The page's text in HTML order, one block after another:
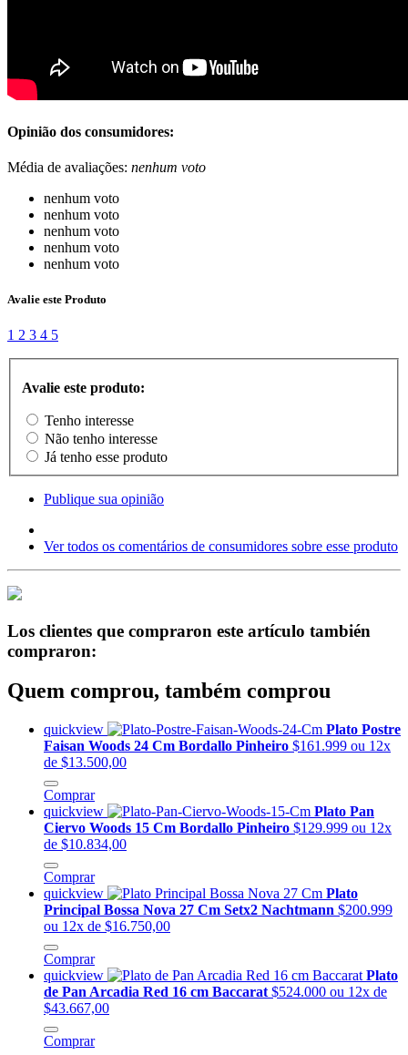
Opinião dos consumidores:
Média de avaliações: nenhum voto
nenhum voto
nenhum voto
nenhum voto
nenhum voto
nenhum voto
Avalie este Produto
1 2 3 4 5
Avalie este produto:
Tenho interesse
Não tenho interesse
Já tenho esse produto
Publique sua opinião
Ver todos os comentários de consumidores sobre esse produto
Los clientes que compraron este artículo también
compraron:
Quem comprou, também comprou
quickview
Plato Postre
Faisan Woods 24 Cm Bordallo Pinheiro $161.999 ou 12x
de $13.500,00
Comprar
quickview
Plato Pan
Ciervo Woods 15 Cm Bordallo Pinheiro $129.999 ou 12x
de $10.834,00
Comprar
quickview
Plato
Principal Bossa Nova 27 Cm Setx2 Nachtmann $200.999
ou 12x de $16.750,00
Comprar
quickview
Plato
de Pan Arcadia Red 16 cm Baccarat $524.000 ou 12x de
$43.667,00
Comprar